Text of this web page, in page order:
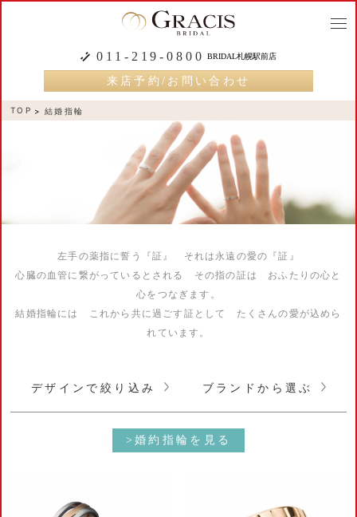
011-219-0800 BRIDAL札幌駅前店
来店予約/お問い合わせ
TOP 結婚指輪
左手の薬指に誓う『証』 それは永遠の愛の『証』
心臓の血管に繋がっているとされる その指の証は おふたりの心と
心をつなぎます。
結婚指輪には これから共に過ごす証として たくさんの愛が込めら
れています。
デザインで絞り込み ブランドから選ぶ
>婚約指輪を見る